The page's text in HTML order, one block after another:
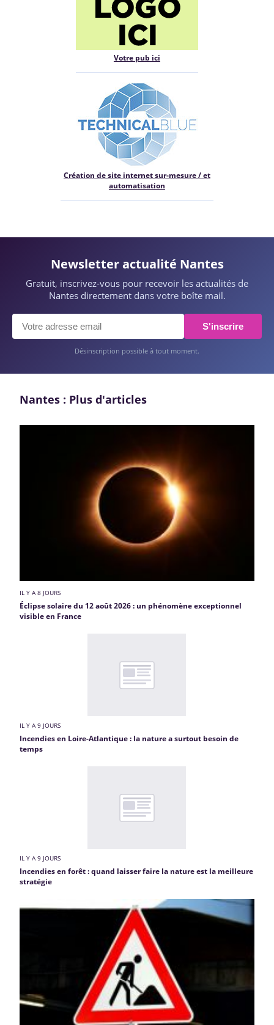
Votre pub ici
Création de site internet sur-mesure / et
automatisation
Newsletter actualité Nantes
Gratuit, inscrivez-vous pour recevoir les actualités de
Nantes directement dans votre boîte mail.
S'inscrire
Désinscription possible à tout moment.
Nantes : Plus d'articles
IL Y A 8 JOURS
Éclipse solaire du 12 août 2026 : un phénomène exceptionnel
visible en France
IL Y A 9 JOURS
Incendies en Loire-Atlantique : la nature a surtout besoin de
temps
IL Y A 9 JOURS
Incendies en forêt : quand laisser faire la nature est la meilleure
stratégie